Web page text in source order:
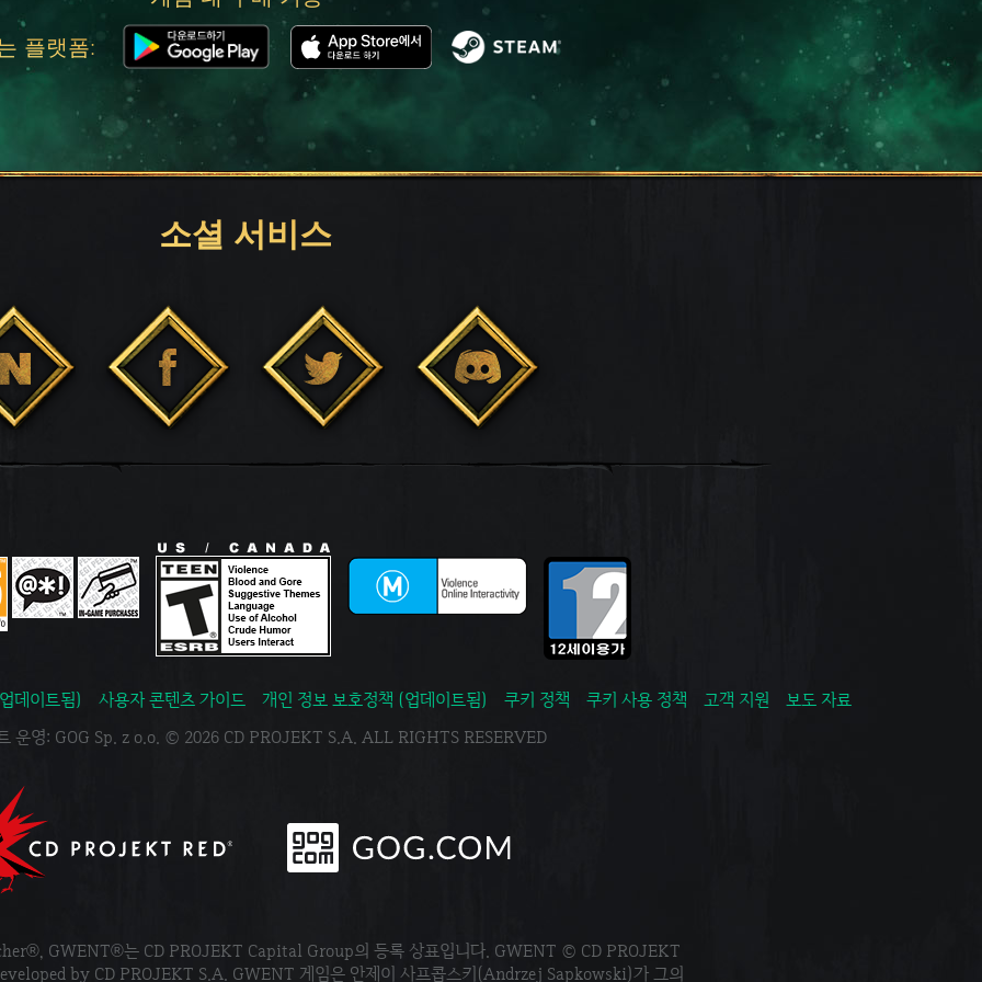
플랫폼:
소셜 서비스
데이트됨) 사용자 콘텐츠 가이드 개인 정보 보호정책 (업데이트됨) 쿠키 정책 쿠키 사용 정책 고객 지원
보도 자료
운영: GOG Sp. z o.o. © 2026 CD PROJEKT S.A. ALL RIGHTS RESERVED
GWENT®는 CD PROJEKT Capital Group의 등록 상표입니다. GWENT © CD PROJEKT
by CD PROJEKT S.A. GWENT 게임은 안제이 사프콥스키(Andrzej Sapkowski)가 그의